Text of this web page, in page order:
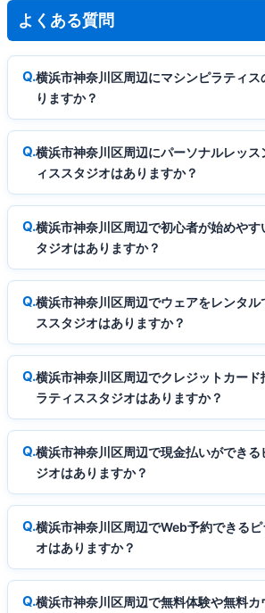
よくある質問
横浜市神奈川区周辺にマシンピラティス
りますか？
横浜市神奈川区周辺にパーソナルレッス
ィススタジオはありますか？
横浜市神奈川区周辺で初心者が始めやす
タジオはありますか？
横浜市神奈川区周辺でウェアをレンタル
ススタジオはありますか？
横浜市神奈川区周辺でクレジットカード
ラティススタジオはありますか？
横浜市神奈川区周辺で現金払いができる
ジオはありますか？
横浜市神奈川区周辺でWeb予約できる
オはありますか？
横浜市神奈川区周辺で無料体験や無料カ